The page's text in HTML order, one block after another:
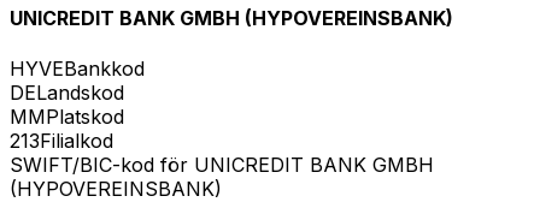
UNICREDIT BANK GMBH (HYPOVEREINSBANK)
HYVEBankkod
DELandskod
MMPlatskod
213Filialkod
SWIFT/BIC-kod för UNICREDIT BANK GMBH
(HYPOVEREINSBANK)